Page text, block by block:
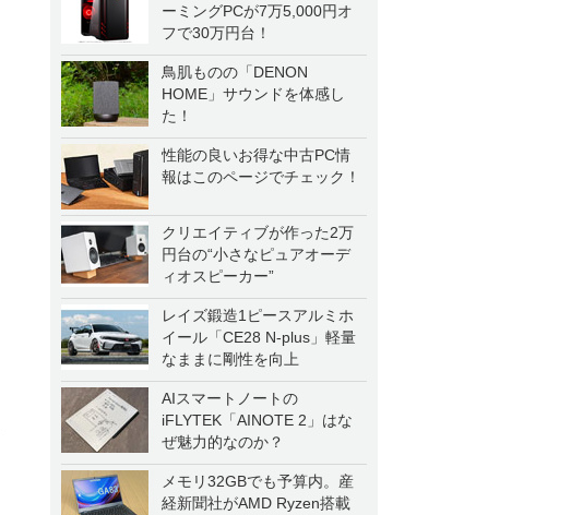
ーミングPCが7万5,000円オ
フで30万円台！
鳥肌ものの「DENON
HOME」サウンドを体感し
た！
性能の良いお得な中古PC情
報はこのページでチェック！
クリエイティブが作った2万
円台の“小さなピュアオーデ
ィオスピーカー”
レイズ鍛造1ピースアルミホ
イール「CE28 N-plus」軽量
なままに剛性を向上
AIスマートノートの
iFLYTEK「AINOTE 2」はな
ぜ魅力的なのか？
メモリ32GBでも予算内。産
経新聞社がAMD Ryzen搭載